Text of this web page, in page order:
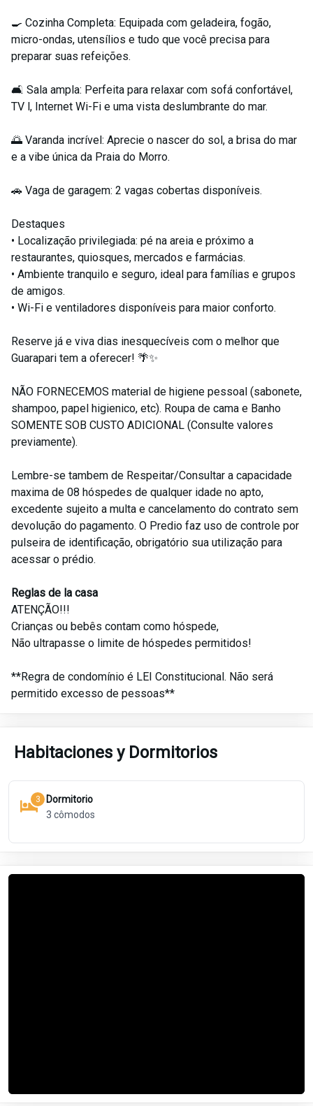
🍳 Cozinha Completa: Equipada com geladeira, fogão,
micro-ondas, utensílios e tudo que você precisa para
preparar suas refeições.
🛋️ Sala ampla: Perfeita para relaxar com sofá confortável,
TV l, Internet Wi-Fi e uma vista deslumbrante do mar.
🌅 Varanda incrível: Aprecie o nascer do sol, a brisa do mar
e a vibe única da Praia do Morro.
🚗 Vaga de garagem: 2 vagas cobertas disponíveis.
Destaques
• Localização privilegiada: pé na areia e próximo a
restaurantes, quiosques, mercados e farmácias.
• Ambiente tranquilo e seguro, ideal para famílias e grupos
de amigos.
• Wi-Fi e ventiladores disponíveis para maior conforto.
Reserve já e viva dias inesquecíveis com o melhor que
Guarapari tem a oferecer! 🌴✨
NÃO FORNECEMOS material de higiene pessoal (sabonete,
shampoo, papel higienico, etc). Roupa de cama e Banho
SOMENTE SOB CUSTO ADICIONAL (Consulte valores
previamente).
Lembre-se tambem de Respeitar/Consultar a capacidade
maxima de 08 hóspedes de qualquer idade no apto,
excedente sujeito a multa e cancelamento do contrato sem
devolução do pagamento. O Predio faz uso de controle por
pulseira de identificação, obrigatório sua utilização para
acessar o prédio.
Reglas de la casa
ATENÇÃO!!!
Crianças ou bebês contam como hóspede,
Não ultrapasse o limite de hóspedes permitidos!
**Regra de condomínio é LEI Constitucional. Não será
permitido excesso de pessoas**
Habitaciones y Dormitorios
3
Dormitorio
3 cômodos